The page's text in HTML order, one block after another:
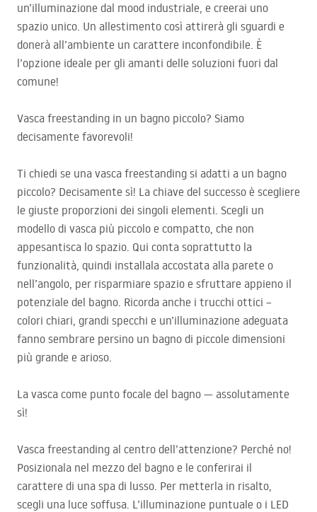
un’illuminazione dal mood industriale, e creerai uno
spazio unico. Un allestimento così attirerà gli sguardi e
donerà all’ambiente un carattere inconfondibile. È
l’opzione ideale per gli amanti delle soluzioni fuori dal
comune!
Vasca freestanding in un bagno piccolo? Siamo
decisamente favorevoli!
Ti chiedi se una vasca freestanding si adatti a un bagno
piccolo? Decisamente sì! La chiave del successo è scegliere
le giuste proporzioni dei singoli elementi. Scegli un
modello di vasca più piccolo e compatto, che non
appesantisca lo spazio. Qui conta soprattutto la
funzionalità, quindi installala accostata alla parete o
nell’angolo, per risparmiare spazio e sfruttare appieno il
potenziale del bagno. Ricorda anche i trucchi ottici –
colori chiari, grandi specchi e un’illuminazione adeguata
fanno sembrare persino un bagno di piccole dimensioni
più grande e arioso.
La vasca come punto focale del bagno — assolutamente
sì!
Vasca freestanding al centro dell’attenzione? Perché no!
Posizionala nel mezzo del bagno e le conferirai il
carattere di una spa di lusso. Per metterla in risalto,
scegli una luce soffusa. L’illuminazione puntuale o i LED